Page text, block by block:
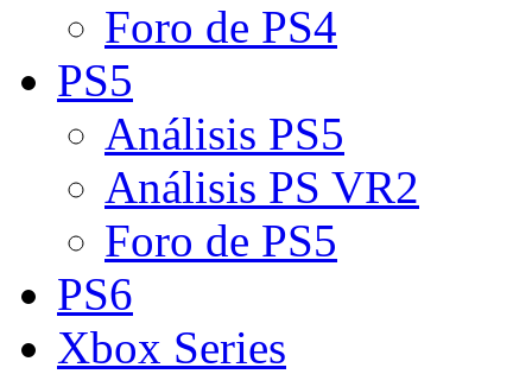
Foro de PS4
PS5
Análisis PS5
Análisis PS VR2
Foro de PS5
PS6
Xbox Series